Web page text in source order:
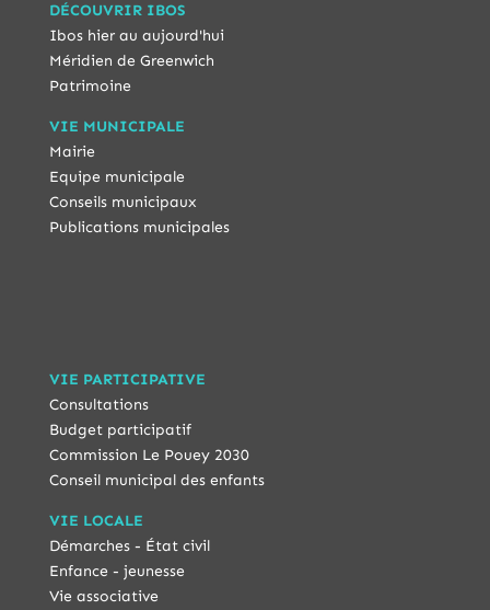
DÉCOUVRIR IBOS
Ibos hier au aujourd'hui
Méridien de Greenwich
Patrimoine
VIE MUNICIPALE
Mairie
Equipe municipale
Conseils municipaux
Publications municipales
VIE PARTICIPATIVE
Consultations
Budget participatif
Commission Le Pouey 2030
Conseil municipal des enfants
VIE LOCALE
Démarches - État civil
Enfance - jeunesse
Vie associative